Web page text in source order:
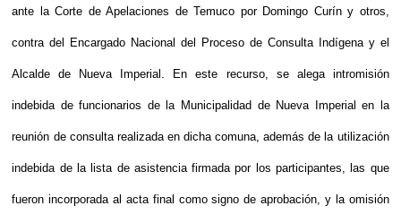
ante la Corte de Apelaciones de Temuco por Domingo Curín y otros,
contra del Encargado Nacional del Proceso de Consulta Indígena y el
Alcalde de Nueva Imperial. En este recurso, se alega intromisión
indebida de funcionarios de la Municipalidad de Nueva Imperial en la
reunión de consulta realizada en dicha comuna, además de la utilización
indebida de la lista de asistencia firmada por los participantes, las que
fueron incorporada al acta final como signo de aprobación, y la omisión